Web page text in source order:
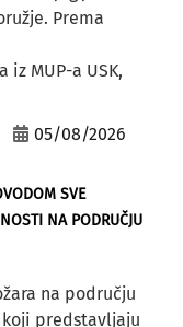
Prema
MUP-a USK,
05/08/2026
SVE
NA PODRUČJU
na području
predstavljaju